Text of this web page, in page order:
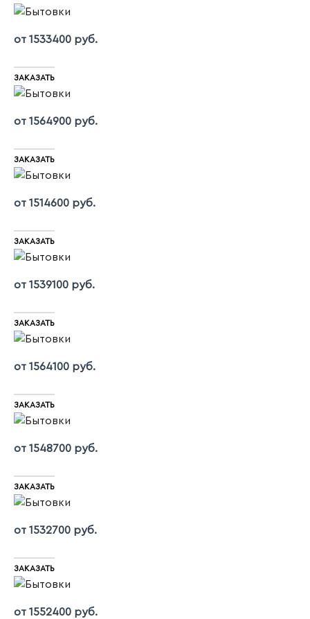
от 1533400 руб.
ЗАКАЗАТЬ
от 1564900 руб.
ЗАКАЗАТЬ
от 1514600 руб.
ЗАКАЗАТЬ
от 1539100 руб.
ЗАКАЗАТЬ
от 1564100 руб.
ЗАКАЗАТЬ
от 1548700 руб.
ЗАКАЗАТЬ
от 1532700 руб.
ЗАКАЗАТЬ
от 1552400 руб.